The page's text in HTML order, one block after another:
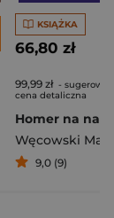
KSIĄŻKA
66,80 zł
99,99 zł -
cena detaliczna
Węcowski
9,0 (9)